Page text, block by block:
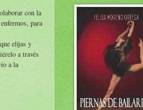
con la
para
elijas y
a través
a la